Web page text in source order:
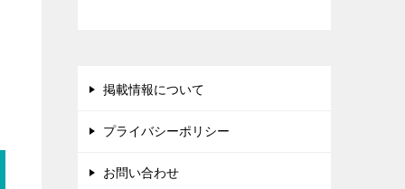
掲載情報について
プライバシーポリシー
お問い合わせ